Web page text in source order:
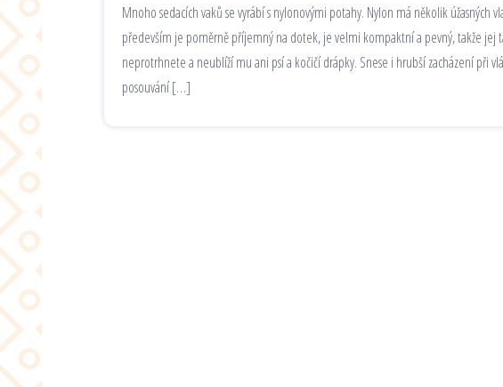
Mnoho sedacích vaků se vyrábí s nylonovými potahy. Nylon má několik úžasných
především je poměrně příjemný na dotek, je velmi kompaktní a pevný, takže jej
neprotrhnete a neublíží mu ani psí a kočičí drápky. Snese i hrubší zacházení při
posouvání […]